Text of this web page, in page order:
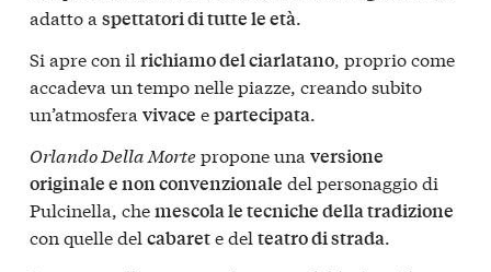
adatto a spettatori di tutte le età.
Si apre con il richiamo del ciarlatano, proprio come
accadeva un tempo nelle piazze, creando subito
un’atmosfera vivace epartecipata.
Orlando Della Mortepropone una versione
originale e non convenzionale del personaggio di
Pulcinella, chemescola le tecniche della tradizione
con quelle del cabarete del teatro di strada.